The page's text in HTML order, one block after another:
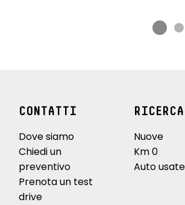
CONTATTI
Dove siamo
Chiedi un
preventivo
Prenota un test
drive
Nuove
Km 0
Auto usate